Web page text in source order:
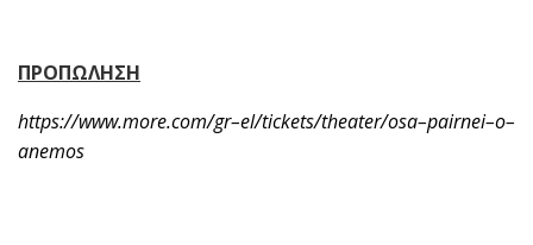
ΠΡΟΠΩΛΗΣΗ
https://www.more.com/gr–el/tickets/theater/osa–pairnei–o–
anemos